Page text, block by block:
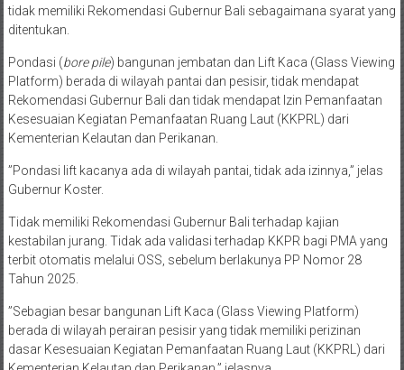
tidak memiliki Rekomendasi Gubernur Bali sebagaimana syarat yang
ditentukan.
Pondasi (bore pile) bangunan jembatan dan Lift Kaca (Glass Viewing
Platform) berada di wilayah pantai dan pesisir, tidak mendapat
Rekomendasi Gubernur Bali dan tidak mendapat Izin Pemanfaatan
Kesesuaian Kegiatan Pemanfaatan Ruang Laut (KKPRL) dari
Kementerian Kelautan dan Perikanan.
”Pondasi lift kacanya ada di wilayah pantai, tidak ada izinnya,” jelas
Gubernur Koster.
Tidak memiliki Rekomendasi Gubernur Bali terhadap kajian
kestabilan jurang. Tidak ada validasi terhadap KKPR bagi PMA yang
terbit otomatis melalui OSS, sebelum berlakunya PP Nomor 28
Tahun 2025.
”Sebagian besar bangunan Lift Kaca (Glass Viewing Platform)
berada di wilayah perairan pesisir yang tidak memiliki perizinan
dasar Kesesuaian Kegiatan Pemanfaatan Ruang Laut (KKPRL) dari